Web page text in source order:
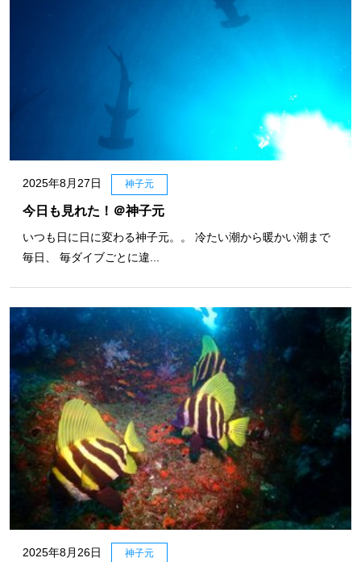
2025年8月27日 神子元
今日も見れた！＠神子元
いつも日に日に変わる神子元。。 冷たい潮から暖かい潮まで
毎日、 毎ダイブごとに違...
2025年8月26日 神子元